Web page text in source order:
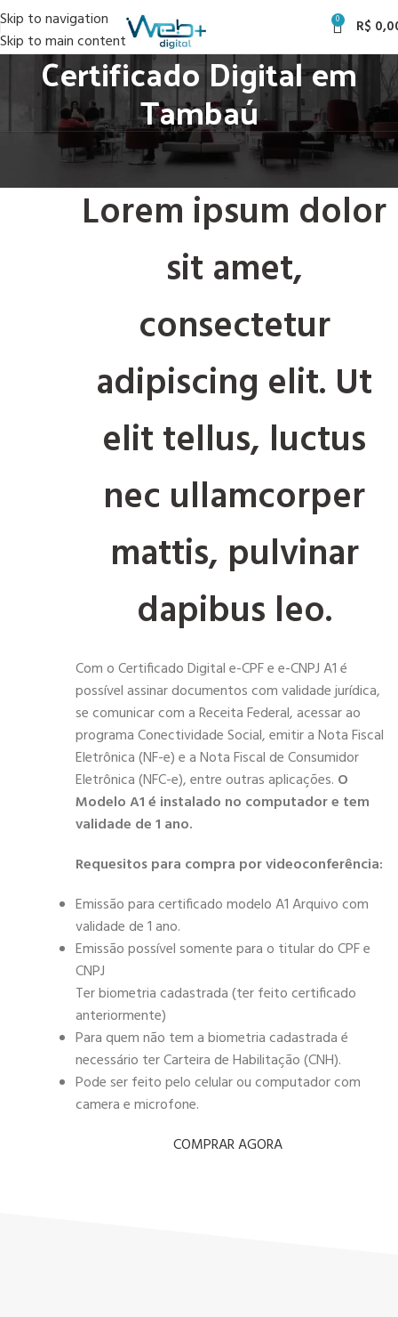
Skip to navigation
Skip to main content
0 R$
Certificado Digital em
Tambaú
Lorem ipsum dolor
sit amet,
consectetur
adipiscing elit. Ut
elit tellus, luctus
nec ullamcorper
mattis, pulvinar
dapibus leo.
Com o Certificado Digital e-CPF e e-CNPJ A1 é
possível assinar documentos com validade jurídica,
se comunicar com a Receita Federal, acessar ao
programa Conectividade Social, emitir a Nota Fiscal
Eletrônica (NF-e) e a Nota Fiscal de Consumidor
Eletrônica (NFC-e), entre outras aplicações. O
Modelo A1 é instalado no computador e tem
validade de 1 ano.
Requesitos para compra por videoconferência:
Emissão para certificado modelo A1 Arquivo com
validade de 1 ano.
Emissão possível somente para o titular do CPF e
CNPJ
Ter biometria cadastrada (ter feito certificado
anteriormente)
Para quem não tem a biometria cadastrada é
necessário ter Carteira de Habilitação (CNH).
Pode ser feito pelo celular ou computador com
camera e microfone.
COMPRAR AGORA